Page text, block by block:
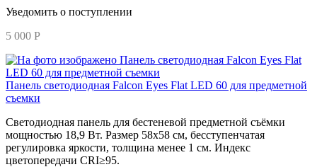
Уведомить о поступлении
5 000 Р
Панель светодиодная Falcon Eyes Flat LED 60 для предметной
съемки
Светодиодная панель для бестеневой предметной съёмки
мощностью 18,9 Вт. Размер 58х58 см, бесступенчатая
регулировка яркости, толщина менее 1 см. Индекс
цветопередачи CRI≥95.